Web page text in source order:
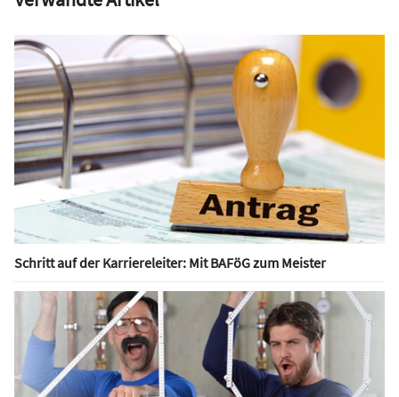
Schritt auf der Karriereleiter: Mit BAFöG zum Meister